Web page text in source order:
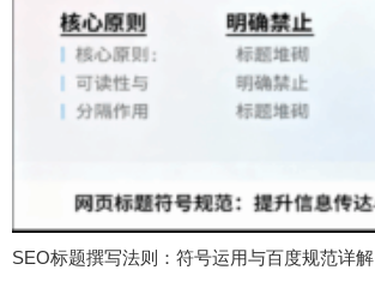
SEO标题撰写法则：符号运用与百度规范详解